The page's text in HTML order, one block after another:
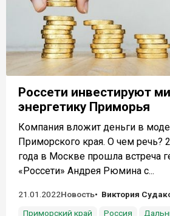
Россети инвестируют
энергетику Приморья
Компания вложит деньги в
Приморского края. О чем речь?
года в Москве прошла встреча
«Россети» Андрея Рюмина с...
21.01.2022Новость
Виктория
Приморский край
Россия